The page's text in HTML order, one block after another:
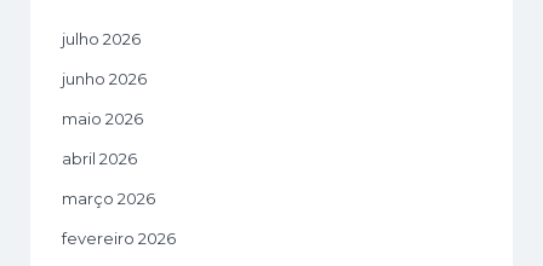
julho 2026
junho 2026
maio 2026
abril 2026
março 2026
fevereiro 2026